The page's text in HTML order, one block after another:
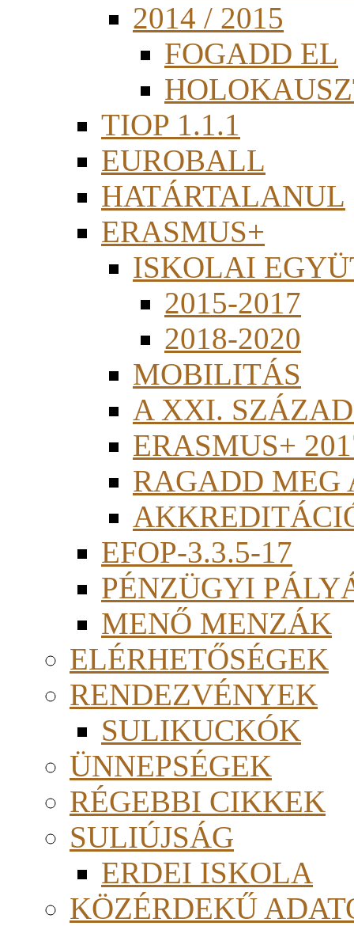
2014 / 2015
FOGADD EL
TIOP 1.1.1
EUROBALL
HATÁRTALANUL
ERASMUS+
ISKOLAI
2015-2017
2018-2020
MOBILITÁS
A XXI.
ERASMUS+
RAGADD MEG
EFOP-3.3.5-17
PÉNZÜGYI
MENŐ MENZÁK
ELÉRHETŐSÉGEK
RENDEZVÉNYEK
SULIKUCKÓK
ÜNNEPSÉGEK
RÉGEBBI CIKKEK
SULIÚJSÁG
ERDEI ISKOLA
KÖZÉRDEKŰ